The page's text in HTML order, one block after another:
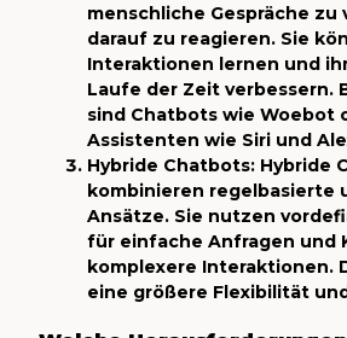
menschliche Gespräche
darauf zu reagieren. Sie
Interaktionen lernen und
Laufe der Zeit verbessern.
sind Chatbots wie Woebot
Assistenten wie Siri und
Hybride Chatbots: Hybride
kombinieren regelbasierte
Ansätze. Sie nutzen
für einfache Anfragen und
komplexere Interaktionen.
eine größere Flexibilität